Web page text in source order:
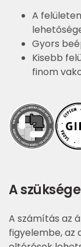
A
Gyors
Kisebb
finom
A
A számítás az
figyelembe, az